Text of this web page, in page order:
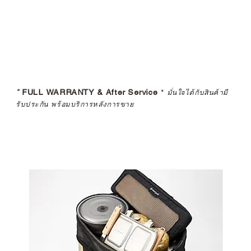
*FULL WARRANTY & After Service * มั่นใจได้กับสินค้ามี
รับประกัน พร้อมบริการหลังการขาย